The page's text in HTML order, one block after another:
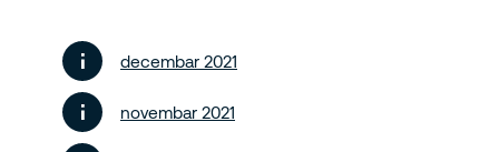
decembar 2021
novembar 2021